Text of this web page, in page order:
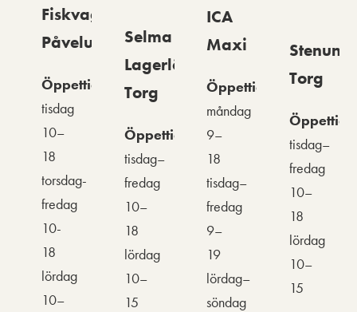
Fiskvagnen
Påvelund
Öppettider:
tisdag
10–
18
torsdag-
fredag
10-
18
lördag
10–
Selma
Lagerlöfs
Torg
Öppettider:
tisdag–
fredag
10–
18
lördag
10–
15
ICA
Maxi
Öppettider:
måndag
9–
18
tisdag–
fredag
9–
19
lördag–
söndag
Torg
tisdag–
fredag
10–
18
lördag
10–
15